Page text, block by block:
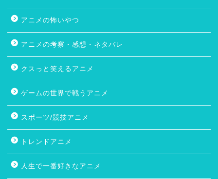
アニメの怖いやつ
アニメの考察・感想・ネタバレ
クスっと笑えるアニメ
ゲームの世界で戦うアニメ
スポーツ/競技アニメ
トレンドアニメ
人生で一番好きなアニメ